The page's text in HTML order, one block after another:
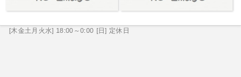
[木金土月火水] 18:00～0:00 [日] 定休日